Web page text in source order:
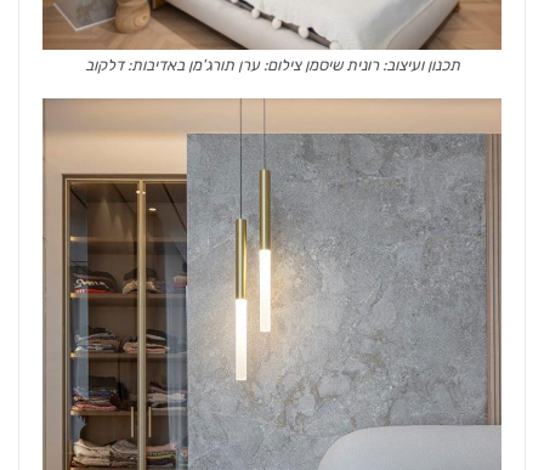
תכנון ועיצוב: רונית שיסמן צילום: ערן תורג'מן באדיבות: דלקוב